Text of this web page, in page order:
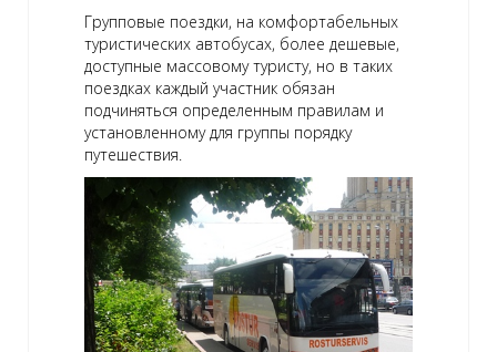
Групповые поездки, на комфортабельных
туристических автобусах, более дешевые,
доступные массовому туристу, но в таких
поездках каждый участник обязан
подчиняться определенным правилам и
установленному для группы порядку
путешествия.